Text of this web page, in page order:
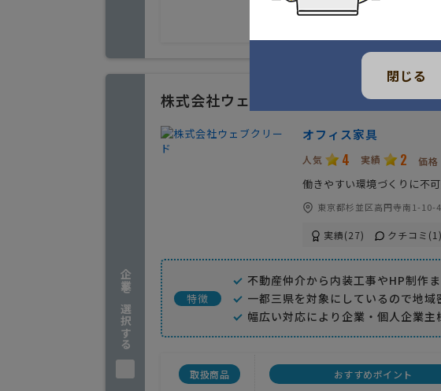
企業を選択する
株式会社ウェブクリード
オフィス家具
人気 4 実績 2 価格
働きやすい環境づくりに不
東京都杉並区高円寺南1-10-4
実績(27) クチコミ(1)
特徴
不動産仲介から内装工事やHP制作
一都三県を対象にしているので地域
幅広い対応により企業・個人企業主
取扱商品
おすすめポイント
閉じる